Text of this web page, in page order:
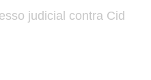
judicial contra Cid